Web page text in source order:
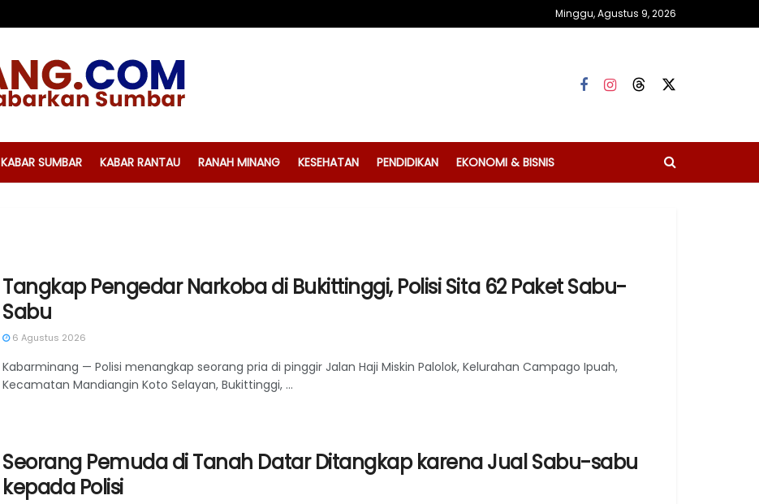
Minggu, Agustus 9, 2026
KABAR SUMBAR KABAR RANTAU RANAH MINANG KESEHATAN PENDIDIKAN EKONOMI & BISNIS
Tangkap Pengedar Narkoba di Bukittinggi, Polisi Sita 62 Paket Sabu-
Sabu
6 Agustus 2026
Kabarminang — Polisi menangkap seorang pria di pinggir Jalan Haji Miskin Palolok, Kelurahan Campago Ipuah,
Kecamatan Mandiangin Koto Selayan, Bukittinggi, ...
Seorang Pemuda di Tanah Datar Ditangkap karena Jual Sabu-sabu
kepada Polisi